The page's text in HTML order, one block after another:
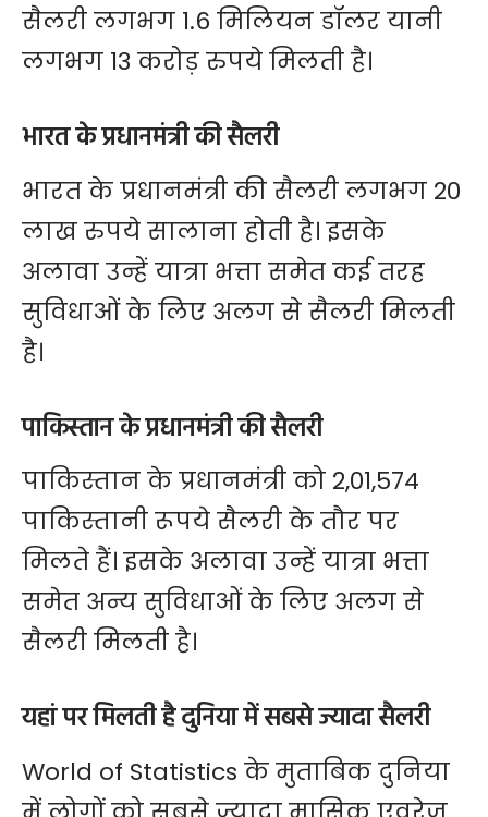
सैलरी लगभग 1.6 मिलियन डॉलर यानी
लगभग 13 करोड़ रुपये मिलती है।
भारत के प्रधानमंत्री की सैलरी
भारत के प्रधानमंत्री की सैलरी लगभग 20
लाख रुपये सालाना होती है। इसके
अलावा उन्हें यात्रा भत्ता समेत कई तरह
सुविधाओं के लिए अलग से सैलरी मिलती
है।
पाकिस्तान के प्रधानमंत्री की सैलरी
पाकिस्तान के प्रधानमंत्री को 2,01,574
पाकिस्तानी रूपये सैलरी के तौर पर
मिलते हैं। इसके अलावा उन्हें यात्रा भत्ता
समेत अन्य सुविधाओं के लिए अलग से
सैलरी मिलती है।
यहां पर मिलती है दुनिया में सबसे ज्यादा सैलरी
World of Statistics के मुताबिक दुनिया